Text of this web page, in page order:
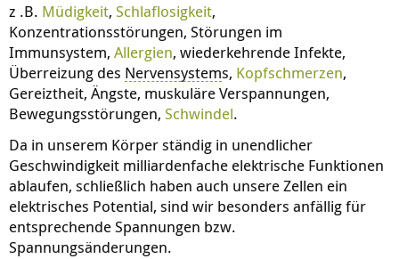
z .B. Müdigkeit, Schlaflosigkeit,
Konzentrationsstörungen, Störungen im
Immunsystem, Allergien, wiederkehrende Infekte,
Überreizung des Nervensystems, Kopfschmerzen,
Gereiztheit, Ängste, muskuläre Verspannungen,
Bewegungsstörungen, Schwindel.
Da in unserem Körper ständig in unendlicher
Geschwindigkeit milliardenfache elektrische Funktionen
ablaufen, schließlich haben auch unsere Zellen ein
elektrisches Potential, sind wir besonders anfällig für
entsprechende Spannungen bzw.
Spannungsänderungen.